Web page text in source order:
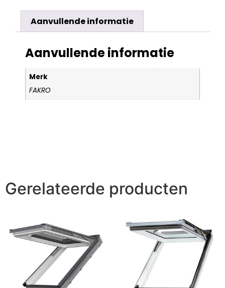
Aanvullende informatie
Aanvullende informatie
Merk
FAKRO
Gerelateerde producten